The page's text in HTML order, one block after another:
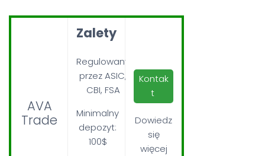
AVA
Trade
Zalety
Regulowany
przez ASIC,
CBI, FSA
Minimalny
depozyt:
100$
Kontak
t
Dowiedz
się
więcej